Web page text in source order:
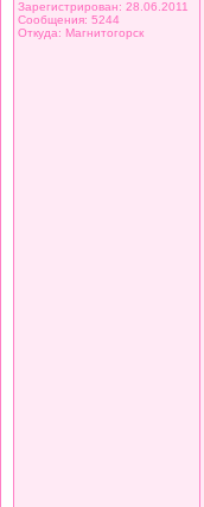
Зарегистрирован: 28.06.2011
Сообщения: 5244
Откуда: Магнитогорск